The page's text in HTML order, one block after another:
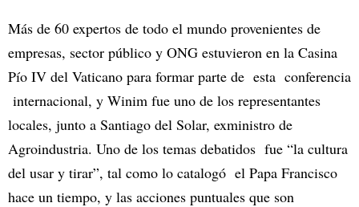
Más de 60 expertos de todo el mundo provenientes de
empresas, sector público y ONG estuvieron en la Casina
Pío IV del Vaticano para formar parte de esta conferencia
internacional, y Winim fue uno de los representantes
locales, junto a Santiago del Solar, exministro de
Agroindustria. Uno de los temas debatidos fue “la cultura
del usar y tirar”, tal como lo catalogó el Papa Francisco
hace un tiempo, y las acciones puntuales que son